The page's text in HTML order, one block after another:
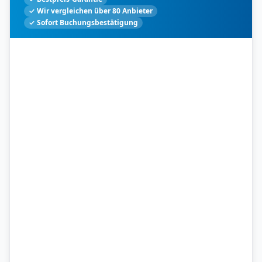
✓ Wir vergleichen über 80 Anbieter
✓ Sofort Buchungsbestätigung